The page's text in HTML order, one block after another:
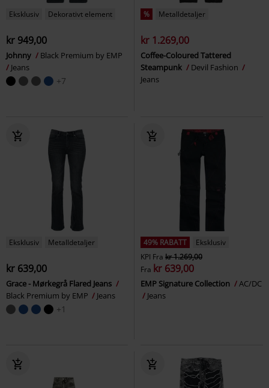
Eksklusiv Dekorativt element
kr 949,00
Johnny
Black Premium by EMP
Jeans
+7
% Metalldetaljer
kr 1.269,00
Coffee-Coloured Tattered
Steampunk
Devil Fashion
Jeans
Eksklusiv Metalldetaljer
kr 639,00
Grace - Mørkegrå Flared Jeans
Black Premium by EMP
Jeans
+1
49% RABATT
Eksklusiv
KPI Fra kr 1.269,00
Fra kr 639,00
EMP Signature Collection
AC/DC
Jeans